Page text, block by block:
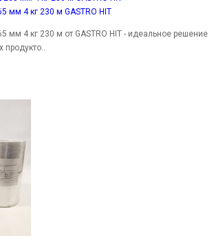
мм 4 кг 230 м GASTRO HIT
мм 4 кг 230 м от GASTRO HIT - идеальное решение